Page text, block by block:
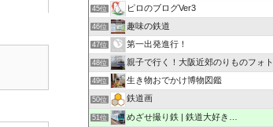
45位 ピロのブログVer3
46位 趣味の鉄道
47位 第一出発進行！
48位 親子で行く！大阪近郊のりものフォトログ ZOOM×ZOOM
49位 生き物おでかけ博物図鑑
50位 鉄道画
51位 めざせ撮り鉄 | 鉄道大好き…